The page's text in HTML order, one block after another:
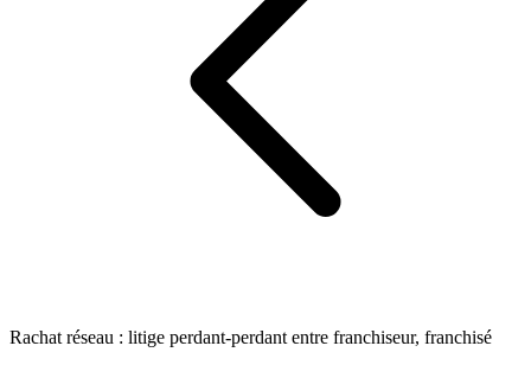
Rachat réseau : litige perdant-perdant entre franchiseur, franchisé